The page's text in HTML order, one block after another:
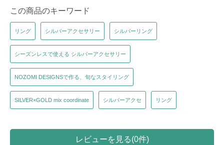
この商品のキーワード
リング シルバーアクセサリー シルバーリング
シーズンレスで使える シルバーアクセサリー
NOZOMI DESIGNSで作る、旬なスタイリング
SILVER×GOLD mix coordinate シルバーアクセ リング
レビューを見る(0件)